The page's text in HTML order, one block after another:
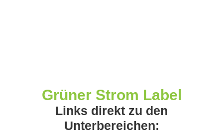
Grüner Strom Label
Links direkt zu den
Unterbereichen: